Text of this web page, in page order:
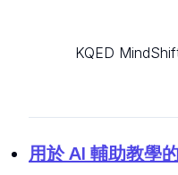
KQED
用於 AI 輔助教學